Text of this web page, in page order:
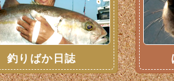
釣りばか日誌